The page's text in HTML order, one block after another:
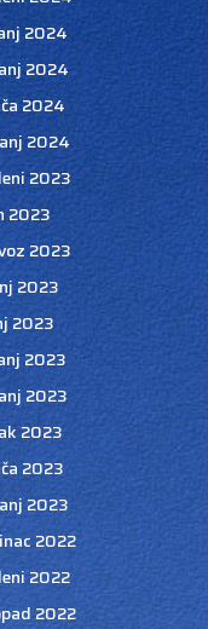
2024
2024
2024
2024
2023
2023
2023
2023
2023
2023
2023
2023
2023
2023
2022
2022
2022